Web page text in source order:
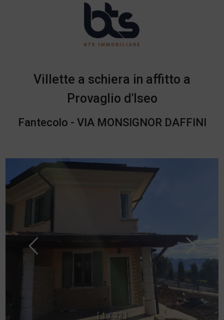
Villette a schiera in affitto a
Provaglio d'Iseo
Fantecolo - VIA MONSIGNOR DAFFINI
[ 1 / 32